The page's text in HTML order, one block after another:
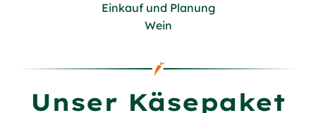
Einkauf und Planung
Wein
Unser Käsepaket